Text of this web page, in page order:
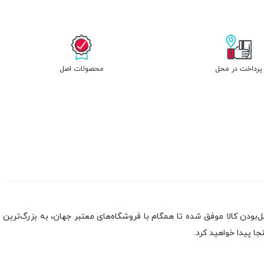
پرداخت در محل محصولات اصل
به سه اصل، پرداخت در محل، ۷ روز ضمانت بازگشت کالا و تضمین اصل‌بودن کالا موفق شده تا همگام با فروشگاه‌های معتبر جهان، به بزرگ‌ترین
پیدا خواهید کرد.